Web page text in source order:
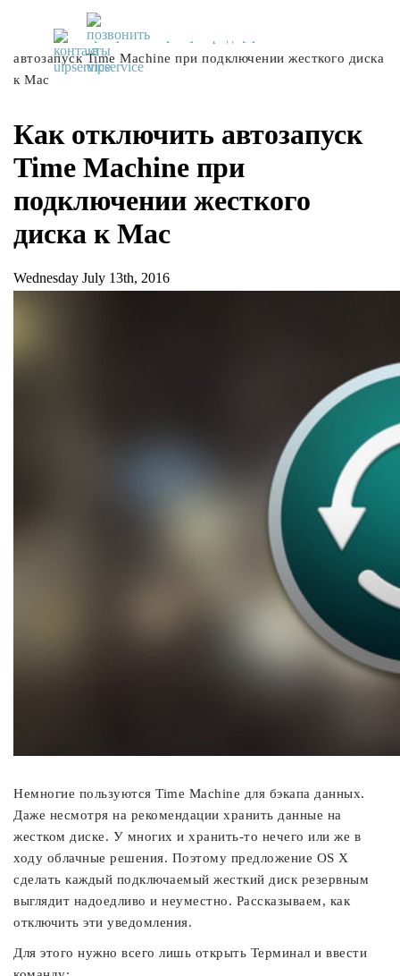
UiPservice »[:ru]Советы[:ua]Поради[:]
автозапуск Time Machine при подключении жесткого диска
к Mac
Как отключить автозапуск
Time Machine при
подключении жесткого
диска к Mac
Wednesday July 13th, 2016
Немногие пользуются Time Machine для бэкапа данных.
Даже несмотря на рекомендации хранить данные на
жестком диске. У многих и хранить-то нечего или же в
ходу облачные решения. Поэтому предложение OS X
сделать каждый подключаемый жесткий диск резервным
выглядит надоедливо и неуместно. Рассказываем, как
отключить эти уведомления.
Для этого нужно всего лишь открыть Терминал и ввести